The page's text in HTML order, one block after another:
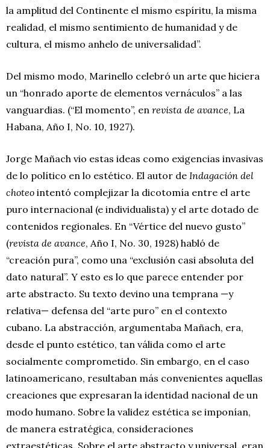
la amplitud del Continente el mismo espíritu, la misma
realidad, el mismo sentimiento de humanidad y de
cultura, el mismo anhelo de universalidad”.
Del mismo modo, Marinello celebró un arte que hiciera
un “honrado aporte de elementos vernáculos” a las
vanguardias. (“El momento”, en revista de avance, La
Habana, Año I, No. 10, 1927).
Jorge Mañach vio estas ideas como exigencias invasivas
de lo político en lo estético. El autor de Indagación del
choteo intentó complejizar la dicotomía entre el arte
puro internacional (e individualista) y el arte dotado de
contenidos regionales. En “Vértice del nuevo gusto”
(revista de avance, Año I, No. 30, 1928) habló de
“creación pura”, como una “exclusión casi absoluta del
dato natural”. Y esto es lo que parece entender por
arte abstracto. Su texto devino una temprana —y
relativa— defensa del “arte puro” en el contexto
cubano. La abstracción, argumentaba Mañach, era,
desde el punto estético, tan válida como el arte
socialmente comprometido. Sin embargo, en el caso
latinoamericano, resultaban más convenientes aquellas
creaciones que expresaran la identidad nacional de un
modo humano. Sobre la validez estética se imponían,
de manera estratégica, consideraciones
extraestéticas. Sobre el arte abstracto y universal, eran